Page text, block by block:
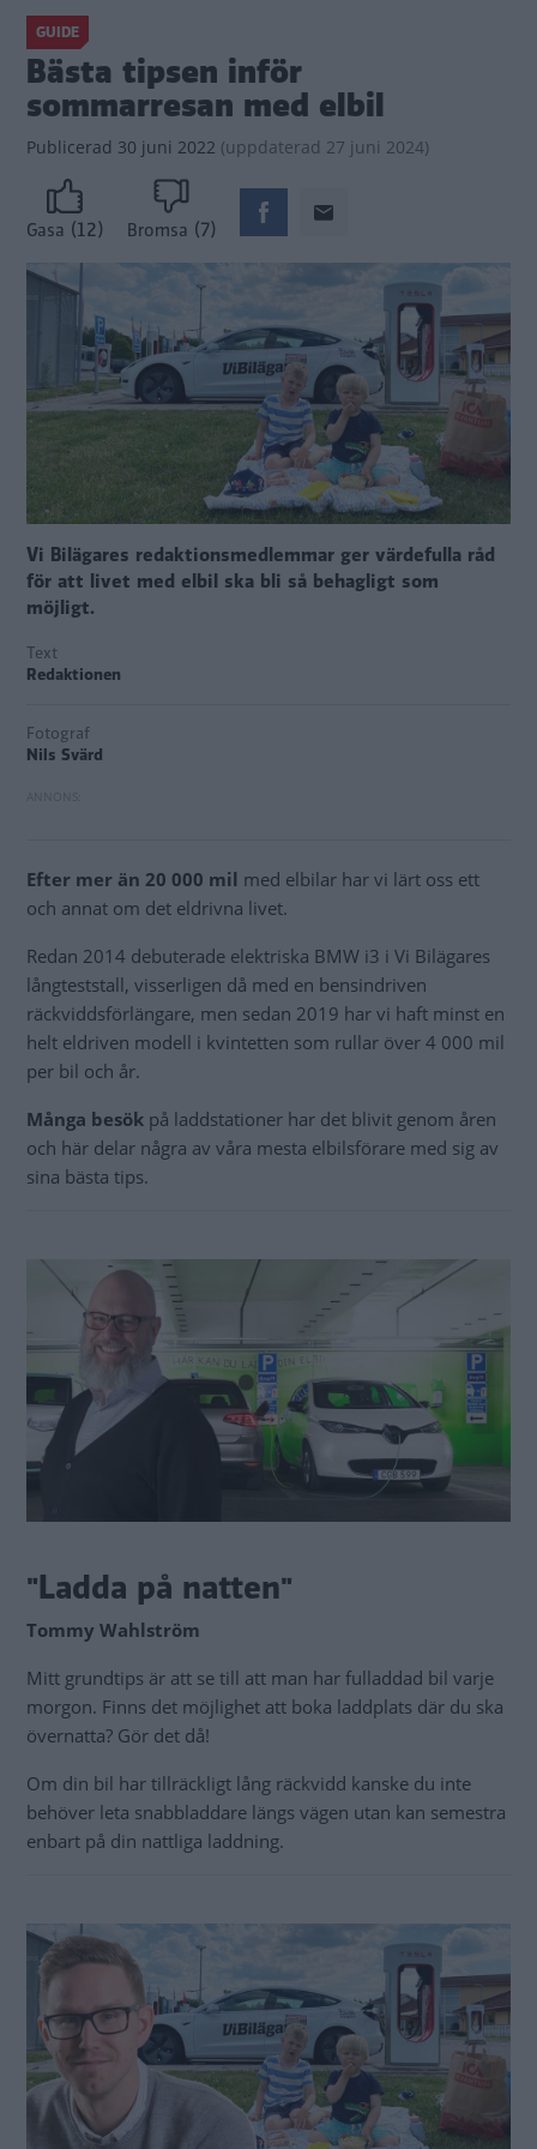
GUIDE
Bästa tipsen inför
sommarresan med elbil
Publicerad 30 juni 2022 (uppdaterad 27 juni 2024)
Gasa (12) Bromsa (7)
Vi Bilägares redaktionsmedlemmar ger värdefulla råd
för att livet med elbil ska bli så behagligt som
möjligt.
Text
Redaktionen
Fotograf
Nils Svärd
Efter mer än 20 000 mil med elbilar har vi lärt oss ett
och annat om det eldrivna livet.
Redan 2014 debuterade elektriska BMW i3 i Vi Bilägares
långteststall, visserligen då med en bensindriven
räckviddsförlängare, men sedan 2019 har vi haft minst en
helt eldriven modell i kvintetten som rullar över 4 000 mil
per bil och år.
Många besök på laddstationer har det blivit genom åren
och här delar några av våra mesta elbilsförare med sig av
sina bästa tips.
"Ladda på natten"
Tommy Wahlström
Mitt grundtips är att se till att man har fulladdad bil varje
morgon. Finns det möjlighet att boka laddplats där du ska
övernatta? Gör det då!
Om din bil har tillräckligt lång räckvidd kanske du inte
behöver leta snabbladdare längs vägen utan kan semestra
enbart på din nattliga laddning.